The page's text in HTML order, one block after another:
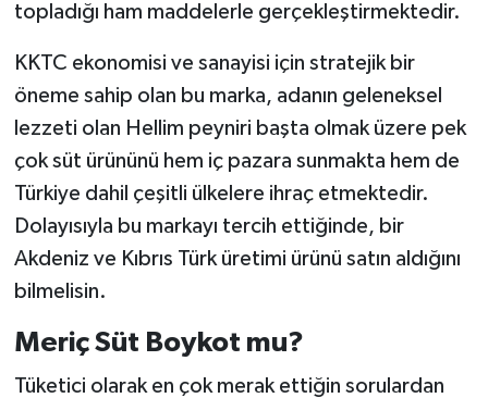
topladığı ham maddelerle gerçekleştirmektedir.
KKTC ekonomisi ve sanayisi için stratejik bir
öneme sahip olan bu marka, adanın geleneksel
lezzeti olan Hellim peyniri başta olmak üzere pek
çok süt ürününü hem iç pazara sunmakta hem de
Türkiye dahil çeşitli ülkelere ihraç etmektedir.
Dolayısıyla bu markayı tercih ettiğinde, bir
Akdeniz ve Kıbrıs Türk üretimi ürünü satın aldığını
bilmelisin.
Meriç Süt Boykot mu?
Tüketici olarak en çok merak ettiğin sorulardan